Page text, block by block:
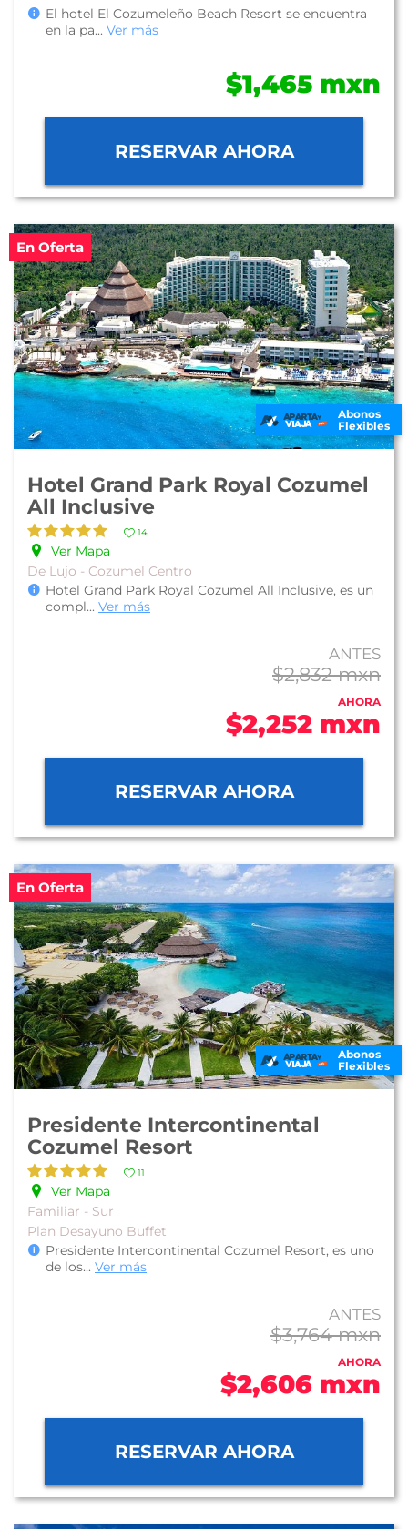
El hotel El Cozumeleño Beach Resort se encuentra
en la pa... Ver más
$1,465 mxn
RESERVAR AHORA
En Oferta
Abonos
Flexibles
Hotel Grand Park Royal Cozumel
All Inclusive
14
Ver Mapa
De Lujo - Cozumel Centro
Hotel Grand Park Royal Cozumel All Inclusive, es un
compl... Ver más
ANTES
$2,832 mxn
AHORA
$2,252 mxn
RESERVAR AHORA
En Oferta
Abonos
Flexibles
Presidente Intercontinental
Cozumel Resort
11
Ver Mapa
Familiar - Sur
Plan Desayuno Buffet
Presidente Intercontinental Cozumel Resort, es uno
de los... Ver más
ANTES
$3,764 mxn
AHORA
$2,606 mxn
RESERVAR AHORA